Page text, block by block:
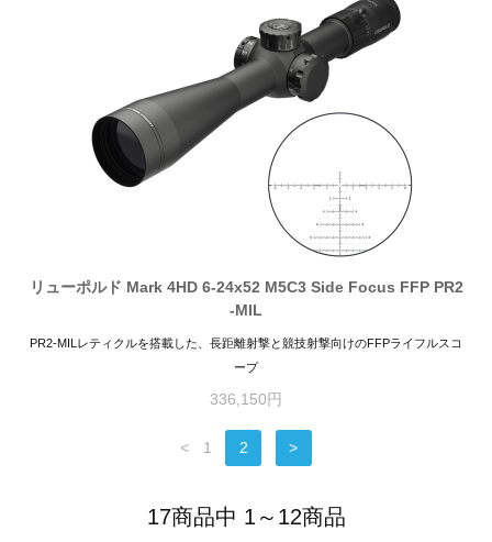
リューポルド Mark 4HD 6-24x52 M5C3 Side Focus FFP PR2
-MIL
PR2-MILレティクルを搭載した、長距離射撃と競技射撃向けのFFPライフルスコ
ープ
336,150円
< 1 2 >
17商品中 1～12商品